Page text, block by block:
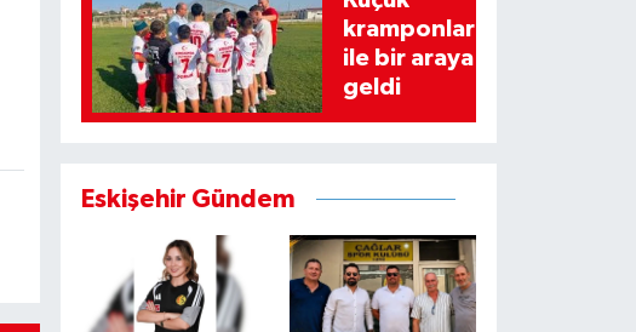
kramponlar
ile bir araya
geldi
Eskişehir Gündem